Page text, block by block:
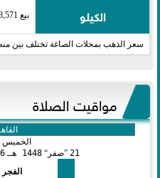
الكيلو بيع 2,068,571 شراء 2,114,286
سعر الذهب بمحلات الصاغة تختلف بين
مواقيت الصلاة
الخميس
21 صفر 1448 هـ
الفجر